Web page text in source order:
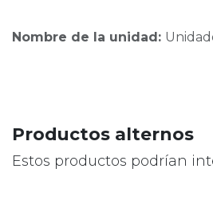
Nombre de la unidad:
Productos alternos
Estos productos podrían